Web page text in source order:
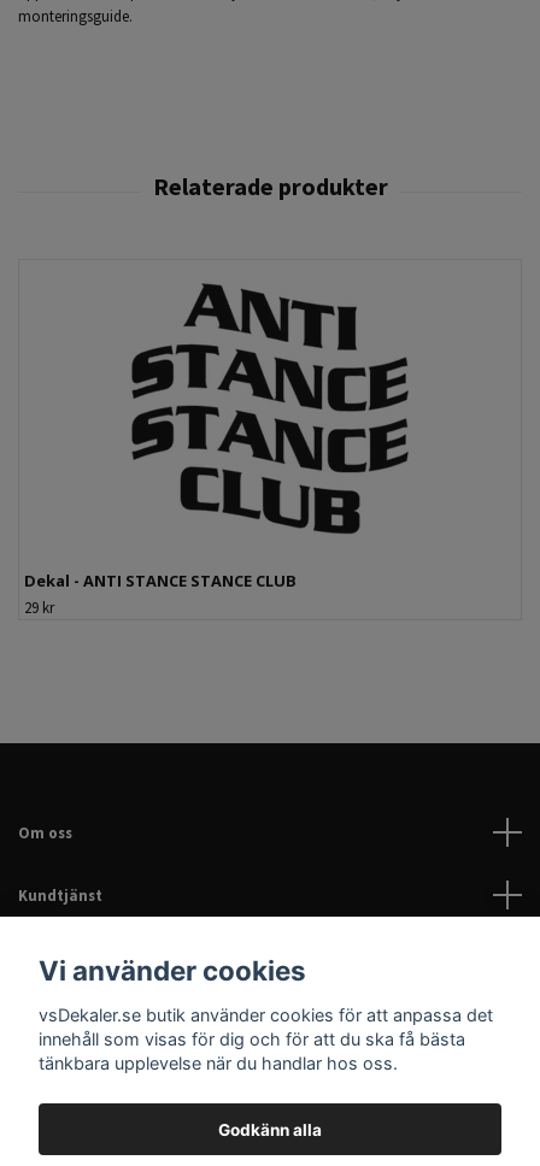
monteringsguide.
Dekal - ANTI STANCE STANCE CLUB
29 kr
Om oss
Kundtjänst
Läs mer
Sociala medier
Vi använder cookies
vsDekaler.se butik använder cookies för att anpassa det
innehåll som visas för dig och för att du ska få bästa
tänkbara upplevelse när du handlar hos oss.
Godkänn alla